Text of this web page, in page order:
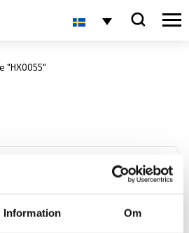
Information Om
"HX0055"